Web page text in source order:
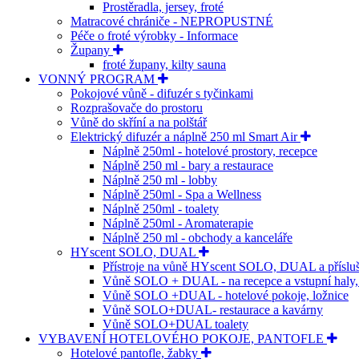
Prostěradla, jersey, froté
Matracové chrániče - NEPROPUSTNÉ
Péče o froté výrobky - Informace
Župany
froté župany, kilty sauna
VONNÝ PROGRAM
Pokojové vůně - difuzér s tyčinkami
Rozprašovače do prostoru
Vůně do skříní a na polštář
Elektrický difuzér a náplně 250 ml Smart Air
Náplně 250ml - hotelové prostory, recepce
Náplně 250 ml - bary a restaurace
Náplně 250 ml - lobby
Náplně 250ml - Spa a Wellness
Náplně 250ml - toalety
Náplně 250ml - Aromaterapie
Náplně 250 ml - obchody a kanceláře
HYscent SOLO, DUAL
Přístroje na vůně HYscent SOLO, DUAL a
Vůně SOLO + DUAL - na recepce a vstupní
Vůně SOLO +DUAL - hotelové pokoje, ložnice
Vůně SOLO+DUAL- restaurace a kavárny
Vůně SOLO+DUAL toalety
VYBAVENÍ HOTELOVÉHO POKOJE, PANTOFLE
Hotelové pantofle, žabky